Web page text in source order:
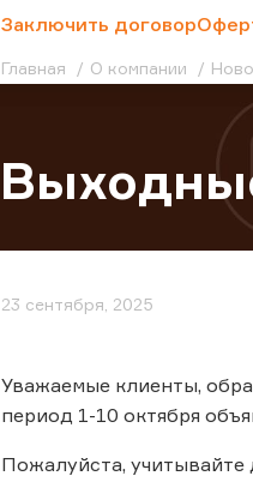
Заключить договор
Главная О компании
23 сентября, 2025
Уважаемые клиенты,
период 1-10 октября
Пожалуйста,